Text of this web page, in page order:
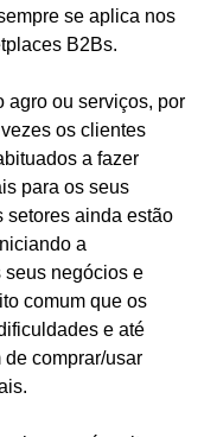
se aplica nos
B2Bs.
agro ou serviços, por
os clientes
a fazer
para os seus
setores ainda estão
a
negócios e
comum que os
e até
de comprar/usar